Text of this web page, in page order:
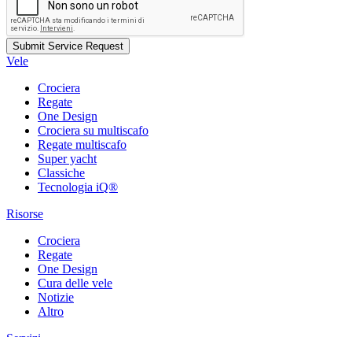
Vele
Crociera
Regate
One Design
Crociera su multiscafo
Regate multiscafo
Super yacht
Classiche
Tecnologia iQ®
Risorse
Crociera
Regate
One Design
Cura delle vele
Notizie
Altro